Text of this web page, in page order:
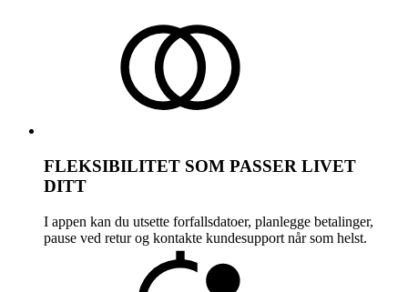
FLEKSIBILITET SOM PASSER LIVET
DITT
I appen kan du utsette forfallsdatoer, planlegge betalinger,
pause ved retur og kontakte kundesupport når som helst.